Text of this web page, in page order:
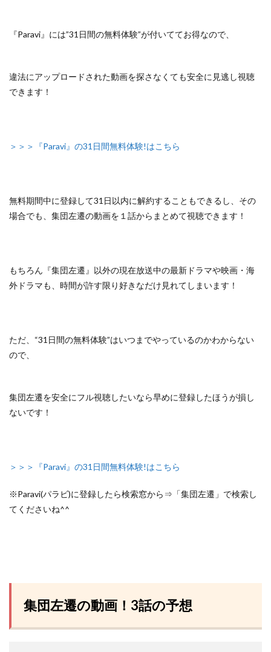
『Paravi』には”31日間の無料体験”が付いててお得なので、
違法にアップロードされた動画を探さなくても安全に見逃し視聴
できます！
＞＞＞『Paravi』の31日間無料体験!はこちら
無料期間中に登録して31日以内に解約することもできるし、 その
場合でも、集団左遷の動画を１話からまとめて視聴できます！
もちろん『集団左遷』以外の現在放送中の最新ドラマや映画・海
外ドラマも、 時間が許す限り好きなだけ見れてしまいます！
ただ、 “31日間の無料体験”はいつまでやっているのかわからない
ので、
集団左遷を安全にフル視聴したいなら早めに登録したほうが損し
ないです！
＞＞＞『Paravi』の31日間無料体験!はこちら
※Paravi(パラビ)に登録したら検索窓から⇒「集団左遷」で検索し
てくださいね^^
集団左遷の動画！3話の予想